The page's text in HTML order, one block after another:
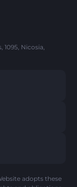
1095, Nicosia,
adopts these